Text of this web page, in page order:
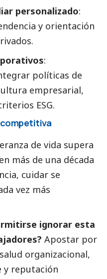
personalizado:
y orientación
:
políticas de
empresarial,
ESG.
de vida supera
más de una década
cuidar se
vez más
ignorar esta
Apostar por
organizacional,
y reputación